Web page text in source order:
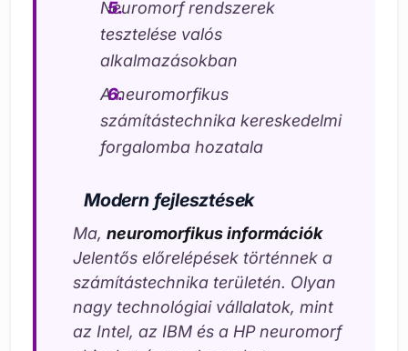
Neuromorf rendszerek
tesztelése valós
alkalmazásokban
A neuromorfikus
számítástechnika kereskedelmi
forgalomba hozatala
Modern fejlesztések
Ma, neuromorfikus információk
Jelentős előrelépések történnek a
számítástechnika területén. Olyan
nagy technológiai vállalatok, mint
az Intel, az IBM és a HP neuromorf